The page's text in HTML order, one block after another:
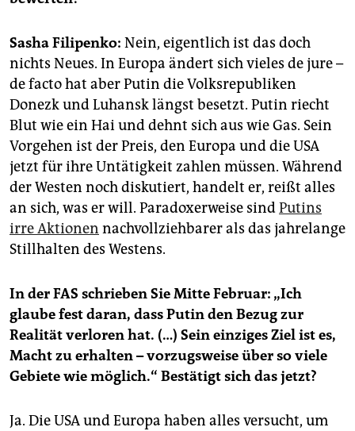
Sasha Filipenko: Nein, eigentlich ist das doch
nichts Neues. In Europa ändert sich vieles de jure –
de facto hat aber Putin die Volksrepubliken
Donezk und Luhansk längst besetzt. Putin riecht
Blut wie ein Hai und dehnt sich aus wie Gas. Sein
Vorgehen ist der Preis, den Europa und die USA
jetzt für ihre Untätigkeit zahlen müssen. Während
der Westen noch diskutiert, handelt er, reißt alles
an sich, was er will. Paradoxerweise sindPutins
irre Aktionen nachvollziehbarer als das jahrelange
Stillhalten des Westens.
In der FAS schrieben Sie Mitte Februar: „Ich
glaube fest daran, dass Putin den Bezug zur
Realität verloren hat. (…) Sein einziges Ziel ist es,
Macht zu erhalten – vorzugsweise über so viele
Gebiete wie möglich.“ Bestätigt sich das jetzt?
Ja. Die USA und Europa haben alles versucht, um